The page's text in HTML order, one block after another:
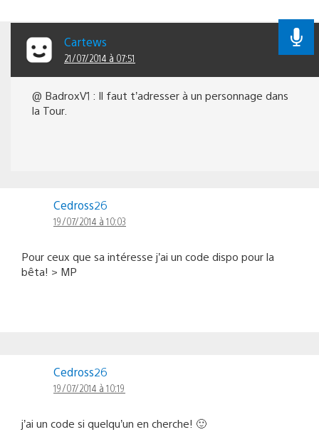
Cartews
21/07/2014 à 07:51
@ BadroxV1 : Il faut t’adresser à un personnage dans
la Tour.
Cedross26
19/07/2014 à 10:03
Pour ceux que sa intéresse j’ai un code dispo pour la
bêta! > MP
Cedross26
19/07/2014 à 10:19
j’ai un code si quelqu’un en cherche! 🙂